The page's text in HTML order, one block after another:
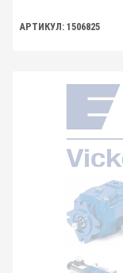
АРТИКУЛ: 1506825